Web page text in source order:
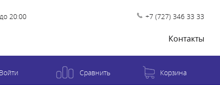
20:00 +7 (727) 346 33 33
Контакты
Сравнить Корзина